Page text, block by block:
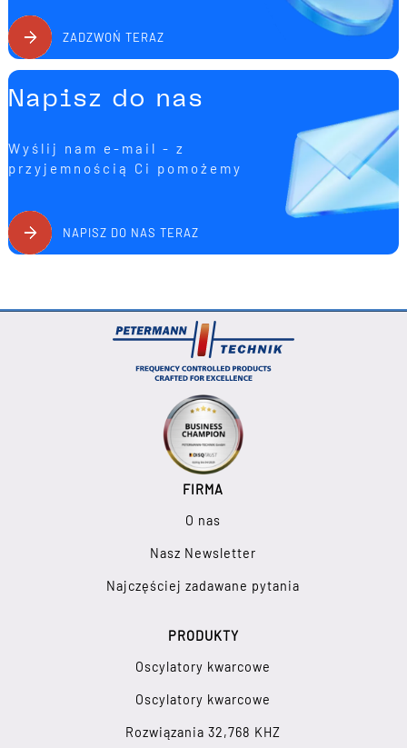
ZADZWOŃ TERAZ
Napisz do nas
Wyślij nam e-mail - z
przyjemnością Ci pomożemy
NAPISZ DO NAS TERAZ
FIRMA
O nas
Nasz Newsletter
Najczęściej zadawane pytania
PRODUKTY
Oscylatory kwarcowe
Oscylatory kwarcowe
Rozwiązania 32,768 KHZ